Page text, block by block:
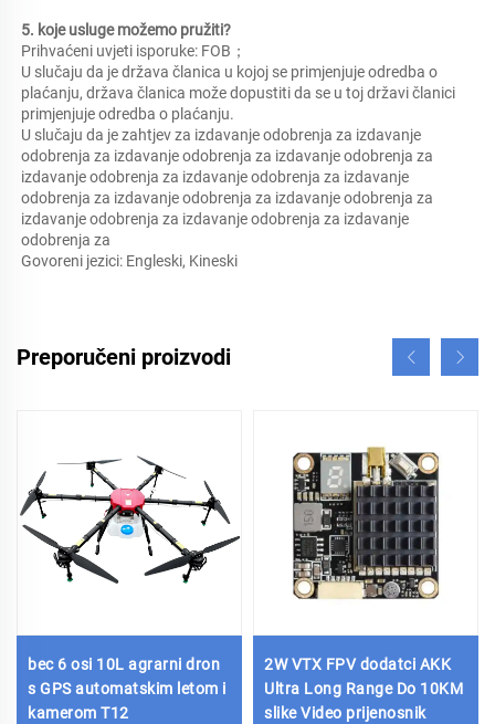
5. koje usluge možemo pružiti?
Prihvaćeni uvjeti isporuke: FOB；
U slučaju da je država članica u kojoj se primjenjuje odredba o
plaćanju, država članica može dopustiti da se u toj državi članici
primjenjuje odredba o plaćanju.
U slučaju da je zahtjev za izdavanje odobrenja za izdavanje
odobrenja za izdavanje odobrenja za izdavanje odobrenja za
izdavanje odobrenja za izdavanje odobrenja za izdavanje
odobrenja za izdavanje odobrenja za izdavanje odobrenja za
izdavanje odobrenja za izdavanje odobrenja za izdavanje
odobrenja za
Govoreni jezici: Engleski, Kineski
Preporučeni proizvodi
bec 6 osi 10L agrarni dron
s GPS automatskim letom i
kamerom T12
2W VTX FPV dodatci AKK
Ultra Long Range Do 10KM
slike Video prijenosnik